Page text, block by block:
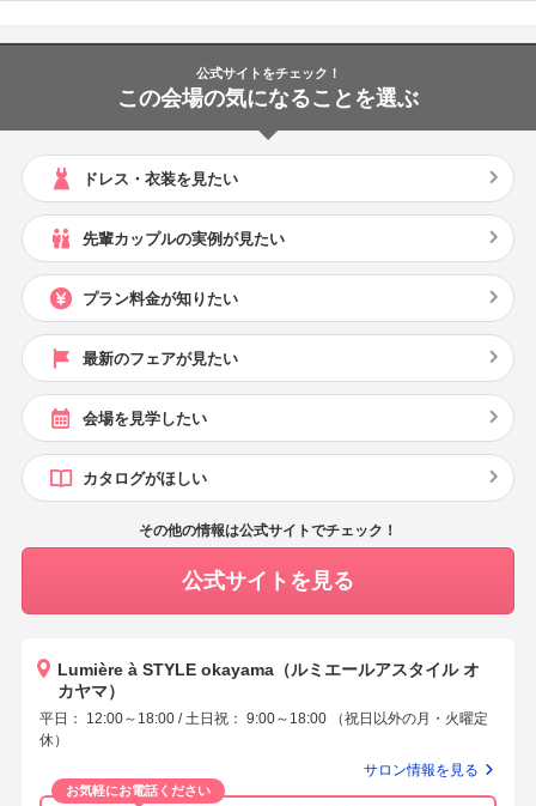
公式サイトをチェック！
この会場の気になることを選ぶ
ドレス・衣装を見たい
先輩カップルの実例が見たい
プラン料金が知りたい
最新のフェアが見たい
会場を見学したい
カタログがほしい
その他の情報は公式サイトでチェック！
公式サイトを見る
Lumière à STYLE okayama（ルミエールアスタイル オ
カヤマ）
平日： 12:00～18:00 / 土日祝： 9:00～18:00 （祝日以外の月・火曜定
休）
サロン情報を見る
お気軽にお電話ください